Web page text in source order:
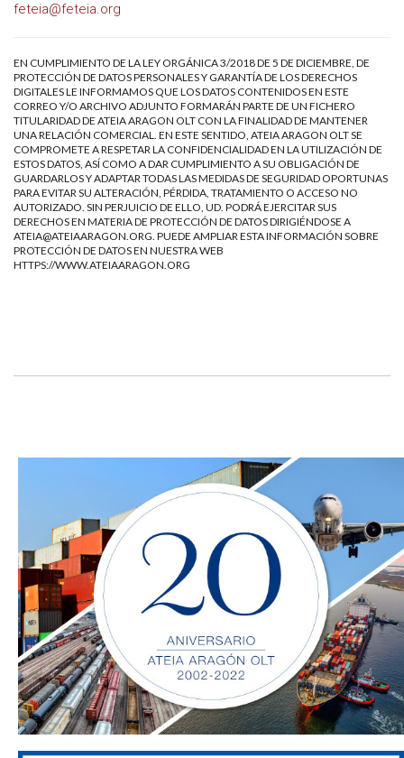
feteia@feteia.org
EN CUMPLIMIENTO DE LA LEY ORGÁNICA 3/2018 DE 5 DE DICIEMBRE, DE
PROTECCIÓN DE DATOS PERSONALES Y GARANTÍA DE LOS DERECHOS
DIGITALES LE INFORMAMOS QUE LOS DATOS CONTENIDOS EN ESTE
CORREO Y/O ARCHIVO ADJUNTO FORMARÁN PARTE DE UN FICHERO
TITULARIDAD DE ATEIA ARAGON OLT CON LA FINALIDAD DE MANTENER
UNA RELACIÓN COMERCIAL. EN ESTE SENTIDO, ATEIA ARAGON OLT SE
COMPROMETE A RESPETAR LA CONFIDENCIALIDAD EN LA UTILIZACIÓN DE
ESTOS DATOS, ASÍ COMO A DAR CUMPLIMIENTO A SU OBLIGACIÓN DE
GUARDARLOS Y ADAPTAR TODAS LAS MEDIDAS DE SEGURIDAD OPORTUNAS
PARA EVITAR SU ALTERACIÓN, PÉRDIDA, TRATAMIENTO O ACCESO NO
AUTORIZADO. SIN PERJUICIO DE ELLO, UD. PODRÁ EJERCITAR SUS
DERECHOS EN MATERIA DE PROTECCIÓN DE DATOS DIRIGIÉNDOSE A
ATEIA@ATEIAARAGON.ORG. PUEDE AMPLIAR ESTA INFORMACIÓN SOBRE
PROTECCIÓN DE DATOS EN NUESTRA WEB
HTTPS://WWW.ATEIAARAGON.ORG